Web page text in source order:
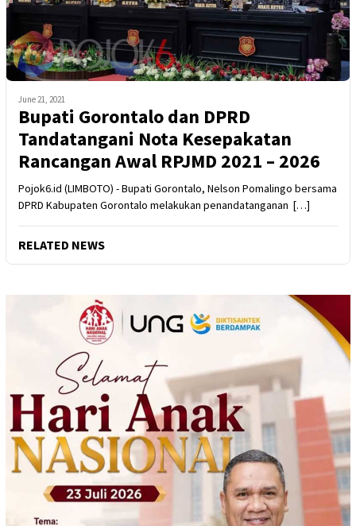
June 21, 2021
Bupati Gorontalo dan DPRD
Tandatangani Nota Kesepakatan
Rancangan Awal RPJMD 2021 – 2026
Pojok6.id (LIMBOTO) - Bupati Gorontalo, Nelson Pomalingo bersama
DPRD Kabupaten Gorontalo melakukan penandatanganan […]
RELATED NEWS